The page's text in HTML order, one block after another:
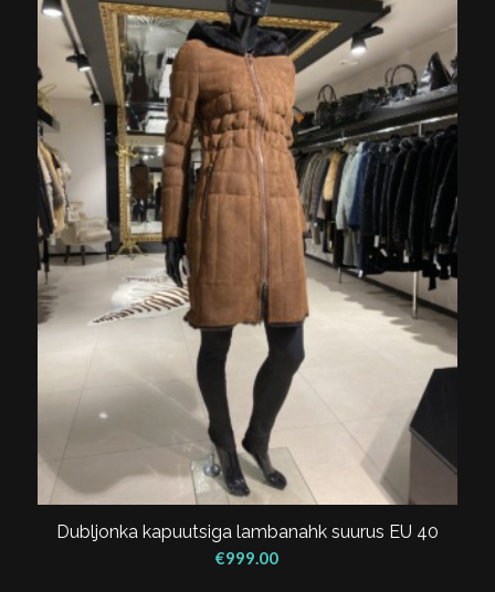
Dubljonka kapuutsiga lambanahk suurus EU 40
€999.00